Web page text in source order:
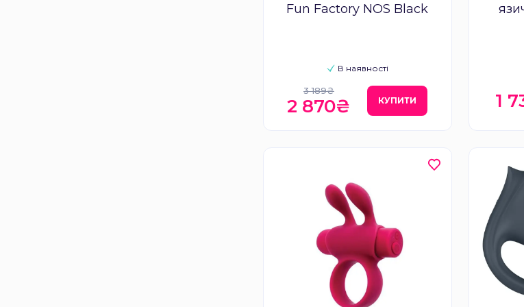
Fun Factory NOS Black
В наявності
2 870₴
3 189₴
КУПИТИ 1